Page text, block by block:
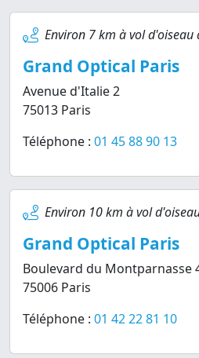
Environ 7 km à vol d'oiseau
Grand Optical Paris
Avenue d'Italie 2
75013 Paris
Téléphone : 01 45 88 90 13
Environ 10 km à vol
Grand Optical Paris
Boulevard du Montparnasse
75006 Paris
Téléphone : 01 42 22 81 10